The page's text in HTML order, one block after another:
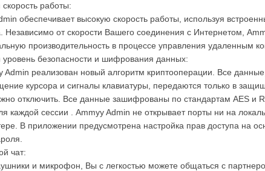
работы:
обеспечивает высокую скорость работы, используя
Независимо от скорости Вашего соединения с Интернетом,
производительность в процессе управления удаленным
уровень безопасности и шифрования данных:
Admin реализован новый алгоритм криптооперации. Все
курсора и сигналы клавиатуры, передаются только в
отключить. Все данные зашифрованы по стандартам AES и
каждой сессии . Ammyy Admin не открывает порты ни на
В приложении предусмотрена настройка прав доступа на
чат:
и микрофон, Вы с легкостью можете общаться с